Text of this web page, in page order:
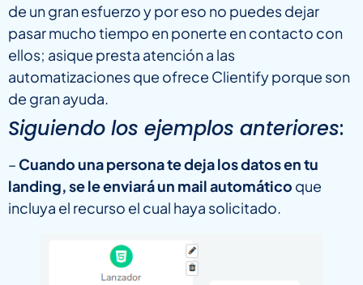
de un gran esfuerzo y por eso no puedes dejar
pasar mucho tiempo en ponerte en contacto con
ellos; asique presta atención a las
automatizaciones que ofrece Clientify porque son
de gran ayuda.
Siguiendo los ejemplos anteriores:
– Cuando una persona te deja los datos en tu
landing, se le enviará un mail automático que
incluya el recurso el cual haya solicitado.